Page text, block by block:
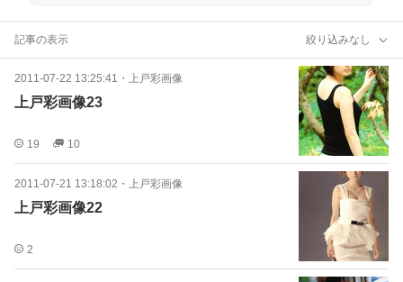
記事の表示 絞り込みなし
2011-07-22 13:25:41 ・ 上戸彩画像
上戸彩画像23
19 10
2011-07-21 13:18:02 ・ 上戸彩画像
上戸彩画像22
2